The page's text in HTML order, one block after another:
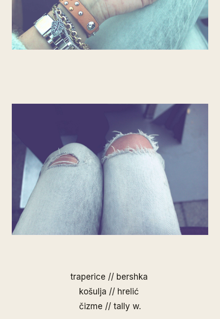
traperice // bershka
košulja // hrelić
čizme // tally w.